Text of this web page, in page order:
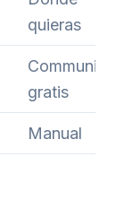
quieras
Community
gratis
Manual